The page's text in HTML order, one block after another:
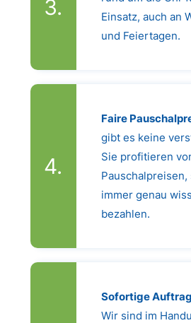
Einsatz, auch an
und Feiertagen.
Faire
gibt es keine
Sie profitieren
Pauschalpreisen,
immer genau
bezahlen.
Sofortige
Wir sind im